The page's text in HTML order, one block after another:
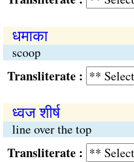
धमाका
scoop
:
ध्वज शीर्ष
line over the top
: